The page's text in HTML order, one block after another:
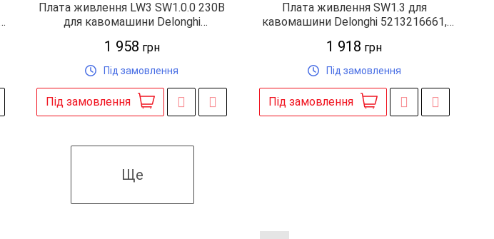
Плата живлення LW3 SW1.0.0 230B
для кавомашини Delonghi
1 958 грн
Під замовлення
Під замовлення
Плата живлення SW1.3 для
кавомашини Delonghi 5213216661,
1 918 грн
Під замовлення
Під замовлення
Ще